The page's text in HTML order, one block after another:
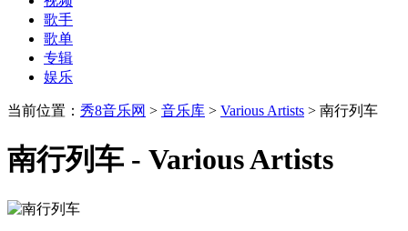
歌手
歌单
专辑
娱乐
当前位置： 秀8音乐网 > 音乐库 > Various Artists > 南行列车
南行列车 - Various Artists